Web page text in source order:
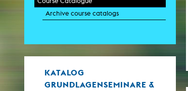
Archive course catalogs
KATALOG
GRUNDLAGENSEMINARE &